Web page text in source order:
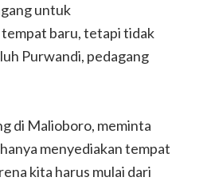
untuk
baru, tetapi tidak
Purwandi, pedagang
di Malioboro, meminta
menyediakan tempat
kita harus mulai dari